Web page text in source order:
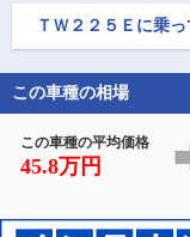
位置に！ずっとしたか
ＴＷ２２５Ｅ に乗
この車種の相場
この車種の平均価格
45.8万円